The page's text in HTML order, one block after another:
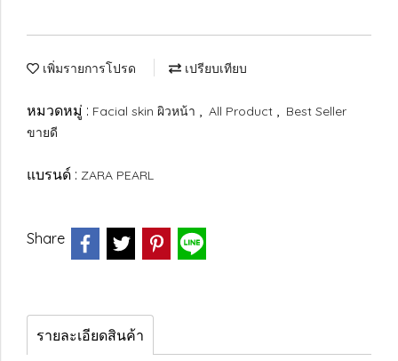
เพิ่มรายการโปรด เปรียบเทียบ
หมวดหมู่ : Facial skin ผิวหน้า , All Product , Best Seller
ขายดี
แบรนด์ : ZARA PEARL
Share
รายละเอียดสินค้า